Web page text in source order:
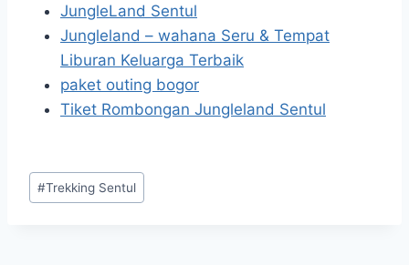
JungleLand Sentul
Jungleland – wahana Seru & Tempat
Liburan Keluarga Terbaik
paket outing bogor
Tiket Rombongan Jungleland Sentul
#Trekking Sentul